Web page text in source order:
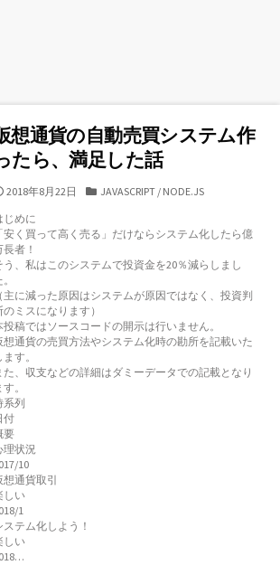
想通貨の自動売買システム作
たら、満足した話
公
日
2018年8月22日
カ
リ
ー
JAVASCRIPT/ NODE.JS
じめに
「安く買って高く売る」だけならシステム化したら億
長者！
う、私はこのシステムで投資金を20％減らしまし
（主に減った原因はシステムが原因ではなく、投資判
のミスになります）
投稿ではソースコードの開示は行いません。
想通貨の売買方法やシステム化時の勘所を記載いた
ます。
た、収支などの詳細はダミーデータでの記載となり
す。
系列
付
要
理状況
10
想通貨取引
しい
1
ステム化しよう！
しい